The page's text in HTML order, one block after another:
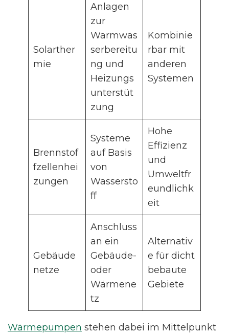
Solarther
mie
Anlagen
zur
Warmwas
serbereitu
ng und
Heizungs
unterstüt
zung
Kombinie
rbar mit
anderen
Systemen
Brennstof
fzellenhei
zungen
Systeme
auf Basis
von
Wassersto
ff
Hohe
Effizienz
und
Umweltfr
eundlichk
eit
Gebäude
netze
Anschluss
an ein
Gebäude-
oder
Wärmene
tz
Alternativ
e für dicht
bebaute
Gebiete
Wärmepumpen stehen dabei im Mittelpunkt